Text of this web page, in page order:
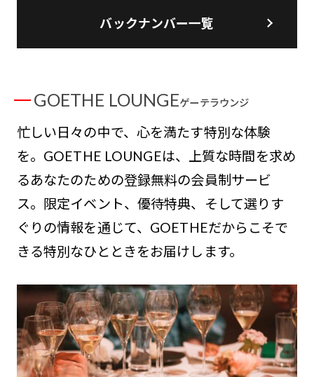
バックナンバー一覧
GOETHE LOUNGEゲーテラウンジ
忙しい日々の中で、心を満たす特別な体験
を。GOETHE LOUNGEは、上質な時間を求め
るあなたのための登録無料の会員制サービ
ス。限定イベント、優待特典、そして選りす
ぐりの情報を通じて、GOETHEだからこそで
きる特別なひとときをお届けします。